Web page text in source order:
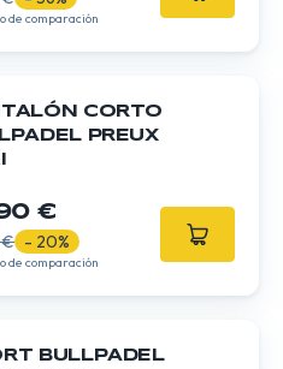
de comparación
CORTO
PREUX
€
€ - 20%
de comparación
BULLPADEL